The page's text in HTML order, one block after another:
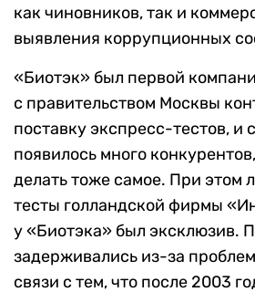
как чиновников, так и
выявления коррупционных
«Биотэк» был первой
с правительством Москвы
поставку экспресс-тестов, и
появилось много
делать тоже самое. При этом
тесты голландской фирмы
у «Биотэка» был эксклюзив.
задерживались из-за
связи с тем, что после 2003